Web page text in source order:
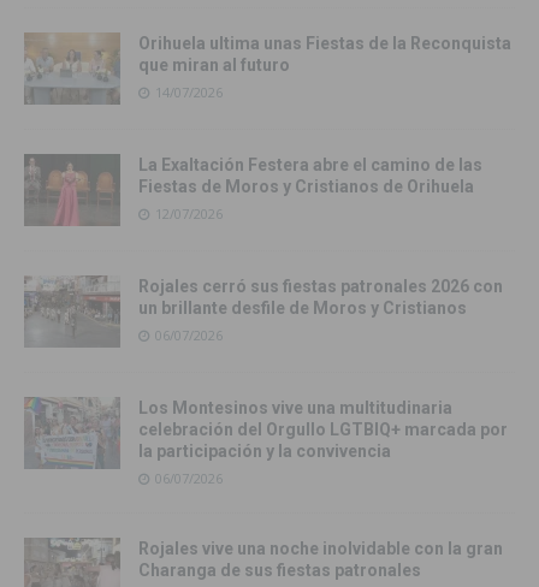
Orihuela ultima unas Fiestas de la Reconquista
que miran al futuro
14/07/2026
La Exaltación Festera abre el camino de las
Fiestas de Moros y Cristianos de Orihuela
12/07/2026
Rojales cerró sus fiestas patronales 2026 con
un brillante desfile de Moros y Cristianos
06/07/2026
Los Montesinos vive una multitudinaria
celebración del Orgullo LGTBIQ+ marcada por
la participación y la convivencia
06/07/2026
Rojales vive una noche inolvidable con la gran
Charanga de sus fiestas patronales